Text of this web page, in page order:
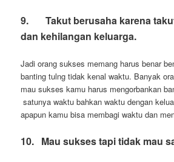
9.Takut berusaha karena
dan kehilangan keluarga.
Jadi orang sukses memang harus benar
banting tulng tidak kenal waktu. Banyak
mau sukses kamu harus mengorbankan
satunya waktu bahkan waktu dengan
apapun kamu bisa membagi waktu dan
10. Mau sukses tapi tidak mau